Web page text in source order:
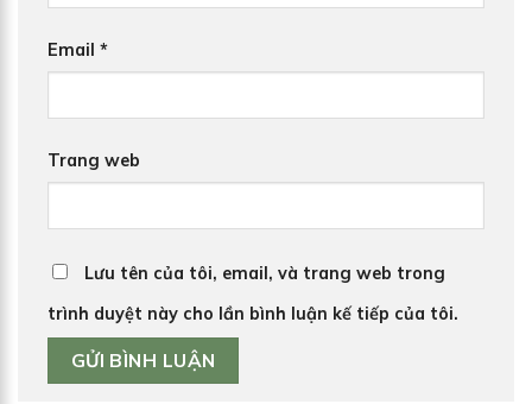
Email *
Trang web
Lưu tên của tôi, email, và trang web trong
trình duyệt này cho lần bình luận kế tiếp của tôi.